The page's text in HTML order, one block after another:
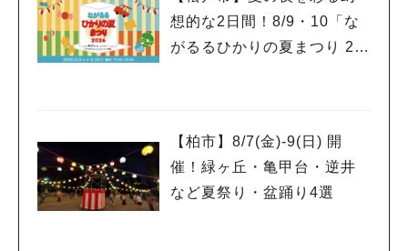
想的な2日間！8/9・10「な
がるるひかりの夏まつり 20
【柏市】8/7(金)‐9(日) 開
催！緑ヶ丘・亀甲台・逆井
など夏祭り・盆踊り4選
人気のキーワード
#ショッピング#カフェ #スイーツ#パン#カレー #柏駅